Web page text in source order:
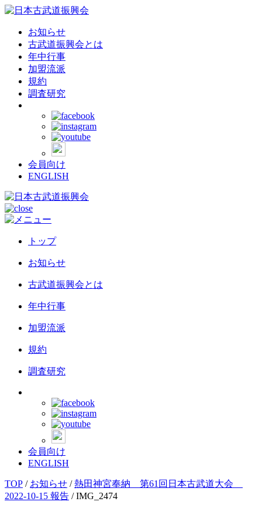
お知らせ
古武道振興会とは
年中行事
加盟流派
規約
調査研究
会員向け
ENGLISH
トップ
お知らせ
古武道振興会とは
年中行事
加盟流派
規約
調査研究
会員向け
ENGLISH
TOP / お知らせ /熱田神宮奉納 第61回日本古武道大会
2022-10-15 報告 /IMG_2474